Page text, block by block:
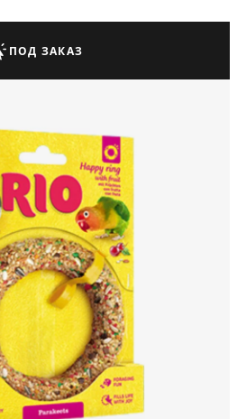
ПОД ЗАКАЗ